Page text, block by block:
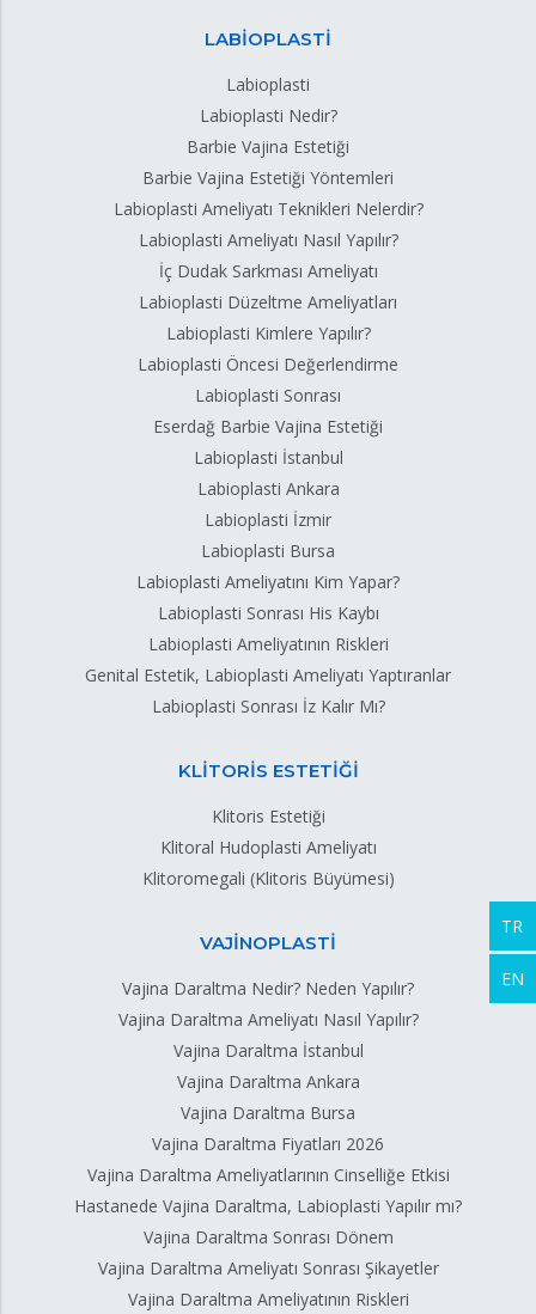
LABİOPLASTİ
Labioplasti
Labioplasti Nedir?
Barbie Vajina Estetiği
Barbie Vajina Estetiği Yöntemleri
Labioplasti Ameliyatı Teknikleri Nelerdir?
Labioplasti Ameliyatı Nasıl Yapılır?
İç Dudak Sarkması Ameliyatı
Labioplasti Düzeltme Ameliyatları
Labioplasti Kimlere Yapılır?
Labioplasti Öncesi Değerlendirme
Labioplasti Sonrası
Eserdağ Barbie Vajina Estetiği
Labioplasti İstanbul
Labioplasti Ankara
Labioplasti İzmir
Labioplasti Bursa
Labioplasti Ameliyatını Kim Yapar?
Labioplasti Sonrası His Kaybı
Labioplasti Ameliyatının Riskleri
Genital Estetik, Labioplasti Ameliyatı Yaptıranlar
Labioplasti Sonrası İz Kalır Mı?
KLİTORİS ESTETİĞİ
Klitoris Estetiği
Klitoral Hudoplasti Ameliyatı
Klitoromegali (Klitoris Büyümesi)
VAJİNOPLASTİ
Vajina Daraltma Nedir? Neden Yapılır?
Vajina Daraltma Ameliyatı Nasıl Yapılır?
Vajina Daraltma İstanbul
Vajina Daraltma Ankara
Vajina Daraltma Bursa
Vajina Daraltma Fiyatları 2026
Vajina Daraltma Ameliyatlarının Cinselliğe Etkisi
Hastanede Vajina Daraltma, Labioplasti Yapılır mı?
Vajina Daraltma Sonrası Dönem
Vajina Daraltma Ameliyatı Sonrası Şikayetler
Vajina Daraltma Ameliyatının Riskleri
TR
EN